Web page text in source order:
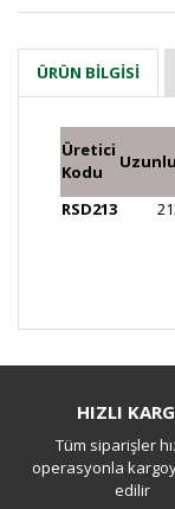
ÜRÜN BILGISI
Üretici
Kodu
RSD213
HIZLI
Tüm siparişler
operasyonla
edilir